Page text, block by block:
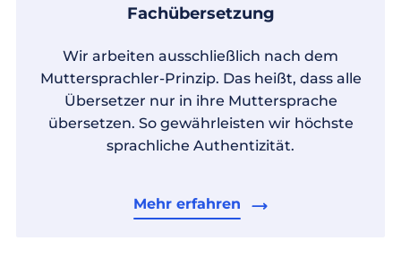
Fachübersetzung
Wir arbeiten ausschließlich nach dem
Muttersprachler-Prinzip. Das heißt, dass alle
Übersetzer nur in ihre Muttersprache
übersetzen. So gewährleisten wir höchste
sprachliche Authentizität.
Mehr erfahren